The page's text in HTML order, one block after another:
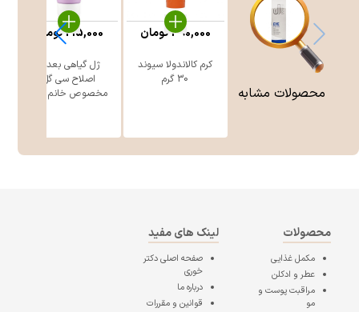
محصولات مشابه
کرم کالاندولا سیوند
30 گرم
390,000تومان
ژل گیاهی بعد از
اصلاح سی گل
مخصوص خانم ه ...
215,000تومان
محصولات
مکمل غذایی
عطر و ادکلن
مراقبت پوست و
مو
لینک های مفید
صفحه اصلیدکتر
خوری
درباره ما
قوانین و مقررات